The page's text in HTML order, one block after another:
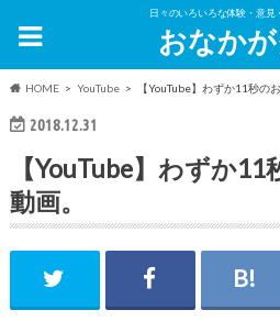
日々のいろいろな体験・意見
おなか
HOME YouTube 【YouTube】わずか11秒の
2018.12.31
【YouTube】わずか
動画。